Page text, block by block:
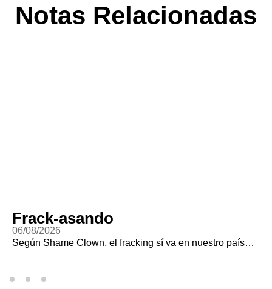
Notas Relacionadas
Frack-asando
06/08/2026
Según Shame Clown, el fracking sí va en nuestro país…